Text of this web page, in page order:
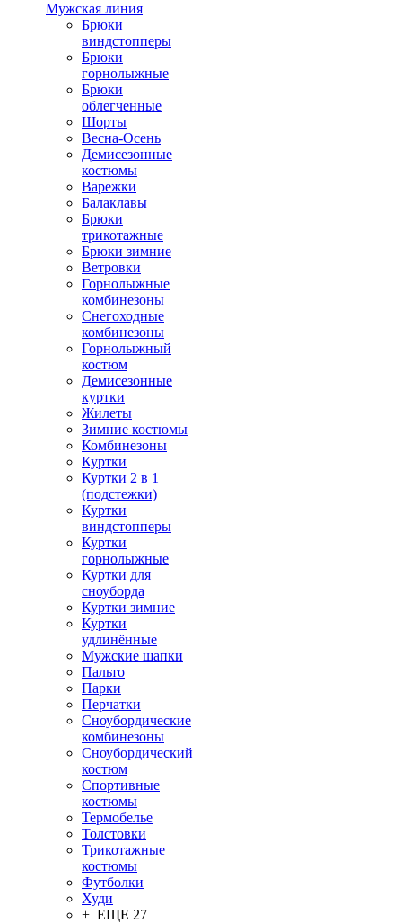
Мужская линия
Брюки
виндстопперы
Брюки
горнолыжные
Брюки
облегченные
Шорты
Весна-Осень
Демисезонные
костюмы
Варежки
Балаклавы
Брюки
трикотажные
Брюки зимние
Ветровки
Горнолыжные
комбинезоны
Снегоходные
комбинезоны
Горнолыжный
костюм
Демисезонные
куртки
Жилеты
Зимние костюмы
Комбинезоны
Куртки
Куртки 2 в 1
(подстежки)
Куртки
виндстопперы
Куртки
горнолыжные
Куртки для
сноуборда
Куртки зимние
Куртки
удлинённые
Мужские шапки
Пальто
Парки
Перчатки
Сноубордические
комбинезоны
Сноубордический
костюм
Спортивные
костюмы
Термобелье
Толстовки
Трикотажные
костюмы
Футболки
Худи
+ ЕЩЕ 27